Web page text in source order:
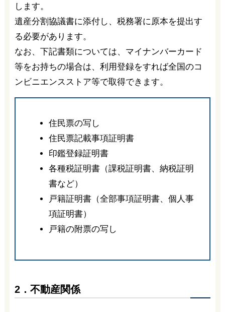
します。
遺産分割協議書に添付し、税務署に原本を提出す
る必要があります。
なお、下記書類については、マイナンバーカード
等をお持ちの場合は、利用登録をすれば全国のコ
ンビニエンスストア等で取得できます。
住民票の写し
住民票記載事項証明書
印鑑登録証明書
各種税証明書（課税証明書、納税証明
書など）
戸籍証明書（全部事項証明書、個人事
項証明書）
戸籍の附票の写し
2．不動産関係